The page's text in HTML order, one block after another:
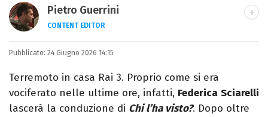
Pietro Guerrini
CONTENT EDITOR
Laurea in Lettere, smania di viaggi e
passione per i cartoni (della pizza e della
Pixar).
Pubblicato: 24 Giugno 2026 14:15
Terremoto in casa Rai 3. Proprio come si era
vociferato nelle ultime ore, infatti, Federica Sciarelli
lascerà la conduzione di Chi l’ha visto?. Dopo oltre